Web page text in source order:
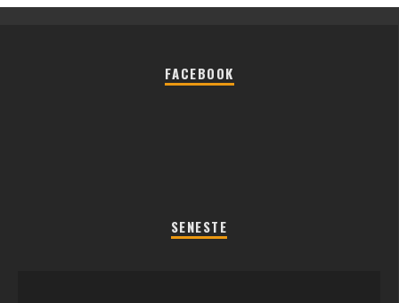
FACEBOOK
SENESTE